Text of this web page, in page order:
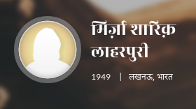
मिर्ज़ा शारिक़
लाहरपुरी
1949 लखनऊ, भारत